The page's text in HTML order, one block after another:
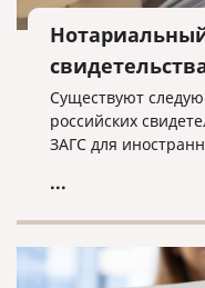
Существуют
российских
ЗАГС для
...